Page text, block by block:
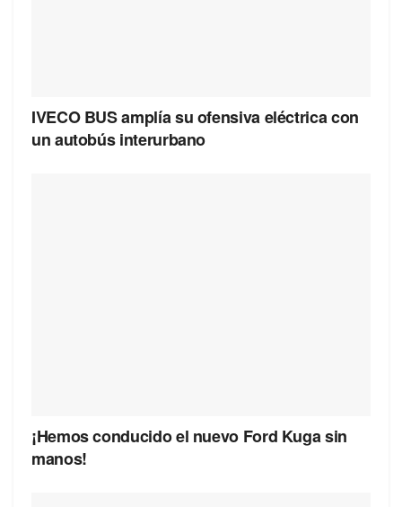
IVECO BUS amplía su ofensiva eléctrica con
un autobús interurbano
¡Hemos conducido el nuevo Ford Kuga sin
manos!